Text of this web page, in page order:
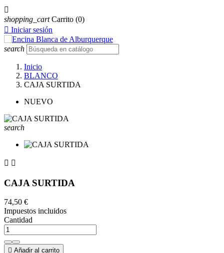

shopping_cart Carrito (0)
 Iniciar sesión
search
Inicio
BLANCO
CAJA SURTIDA
NUEVO
search
 
CAJA SURTIDA
74,50 €
Impuestos incluidos
Cantidad
 Añadir al carrito